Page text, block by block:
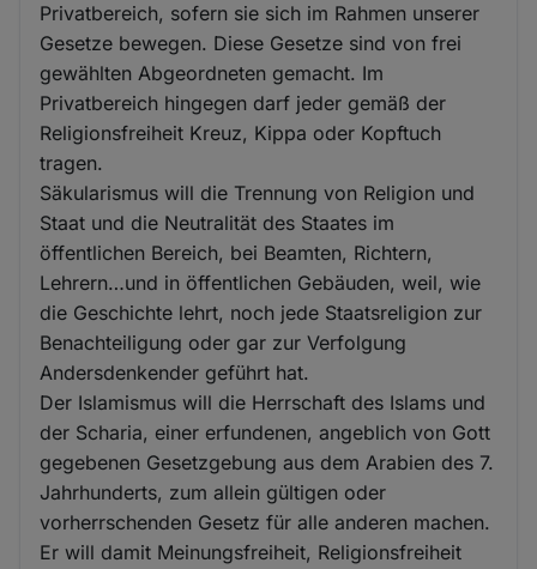
Privatbereich, sofern sie sich im Rahmen unserer
Gesetze bewegen. Diese Gesetze sind von frei
gewählten Abgeordneten gemacht. Im
Privatbereich hingegen darf jeder gemäß der
Religionsfreiheit Kreuz, Kippa oder Kopftuch
tragen.
Säkularismus will die Trennung von Religion und
Staat und die Neutralität des Staates im
öffentlichen Bereich, bei Beamten, Richtern,
Lehrern…und in öffentlichen Gebäuden, weil, wie
die Geschichte lehrt, noch jede Staatsreligion zur
Benachteiligung oder gar zur Verfolgung
Andersdenkender geführt hat.
Der Islamismus will die Herrschaft des Islams und
der Scharia, einer erfundenen, angeblich von Gott
gegebenen Gesetzgebung aus dem Arabien des 7.
Jahrhunderts, zum allein gültigen oder
vorherrschenden Gesetz für alle anderen machen.
Er will damit Meinungsfreiheit, Religionsfreiheit